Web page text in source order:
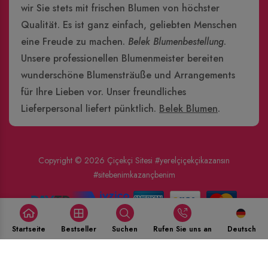
Startseite Bestseller Suchen Rufen Sie uns an Deutsch
wir Sie stets mit frischen Blumen von höchster
Qualität. Es ist ganz einfach, geliebten Menschen
eine Freude zu machen. Belek Blumenbestellung.
Unsere professionellen Blumenmeister bereiten
wunderschöne Blumensträuße und Arrangements
für Ihre Lieben vor. Unser freundliches
Lieferpersonal liefert pünktlich. Belek Blumen.
Copyright © 2026 Çiçekçi Sitesi #yerelçiçekçikazansın
#sitebenimkazançbenim